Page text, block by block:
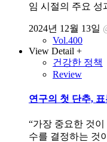
임 시절의 주요
2024년 12월 13일
Vol.400
View Detail +
건강한 정책
Review
연구의 첫 단추,
“가장 중요한 것
수를 결정하는 것